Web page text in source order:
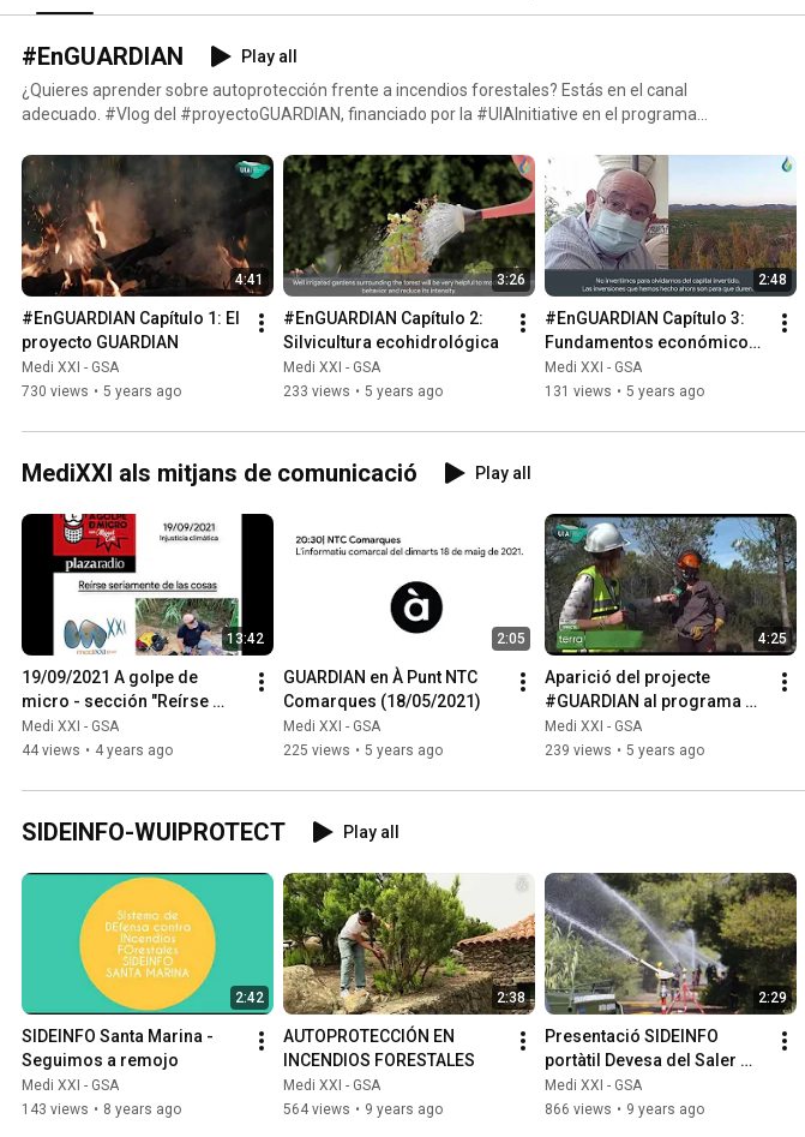
#EnGUARDIAN
Play all
¿Quieres aprender sobre autoprotección frente a incendios forestales? Estás en el canal
adecuado. #Vlog del #proyectoGUARDIAN, financiado por la #UIAInitiative en el programa
riesgo de incendio forestal basados en nuestra experiencia en el trabajo con comunidades de
propietarios y residentes en zonas de alto riesgo de incendios.
4:41
#EnGUARDIAN Capítulo 1: El
proyecto GUARDIAN
Medi XXI - GSA
730 views • 5 years ago
3:26
#EnGUARDIAN Capítulo 2:
Silvicultura ecohidrológica
Medi XXI - GSA
233 views • 5 years ago
2:48
#EnGUARDIAN Capítulo 3:
Fundamentos económicos
del proyecto
Medi XXI - GSA
131 views • 5 years ago
MediXXI als mitjans de comunicació Play all
13:42
19/09/2021 A golpe de
micro - sección "Reírse
seriamente de las cosas" -
Injusticia climática
Medi XXI - GSA
44 views • 4 years ago
2:05
GUARDIAN en À Punt NTC
Comarques (18/05/2021)
Medi XXI - GSA
225 views • 5 years ago
4:25
Aparició del projecte
#GUARDIAN al programa
#TERRAVIVA d'Àpunt
Medi XXI - GSA
239 views • 5 years ago
SIDEINFO-WUIPROTECT Play all
2:42
SIDEINFO Santa Marina -
Seguimos a remojo
Medi XXI - GSA
143 views • 8 years ago
2:38
AUTOPROTECCIÓN EN
INCENDIOS FORESTALES
Medi XXI - GSA
564 views • 9 years ago
2:29
Presentació SIDEINFO
portàtil Devesa del Saler
(Parc Natural Devesa -
Albufera)
Medi XXI - GSA
866 views • 9 years ago